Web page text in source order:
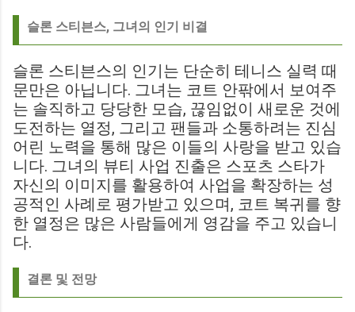
슬론 스티븐스, 그녀의 인기 비결
슬론 스티븐스의 인기는 단순히 테니스 실력 때
문만은 아닙니다. 그녀는 코트 안팎에서 보여주
는 솔직하고 당당한 모습, 끊임없이 새로운 것에
도전하는 열정, 그리고 팬들과 소통하려는 진심
어린 노력을 통해 많은 이들의 사랑을 받고 있습
니다. 그녀의 뷰티 사업 진출은 스포츠 스타가
자신의 이미지를 활용하여 사업을 확장하는 성
공적인 사례로 평가받고 있으며, 코트 복귀를 향
한 열정은 많은 사람들에게 영감을 주고 있습니
다.
결론 및 전망